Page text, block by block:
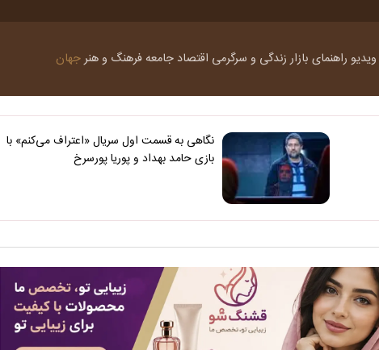
ویدیو راهنمای بازارزندگی و سرگرمی اقتصاد جامعهفرهنگ و هنرجهان
نگاهی به قسمت اول سریال «اعتراف می‌کنم» با
بازی حامد بهداد و پوریا پورسرخ